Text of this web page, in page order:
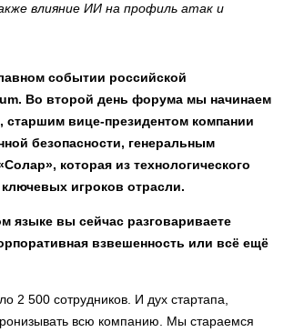
влияние ИИ на профиль атак и
событии российской
Во второй день форума мы начинаем
вице-президентом компании
безопасности, генеральным
которая из технологического
игроков отрасли.
языке вы сейчас разговариваете
взвешенность или всё ещё
2 500 сотрудников. И дух стартапа,
всю компанию. Мы стараемся